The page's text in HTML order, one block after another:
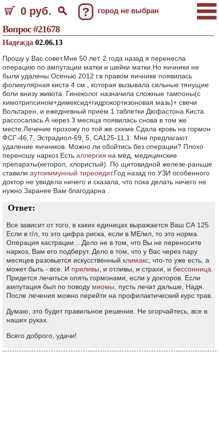
0 руб. ? город не выбран
Вопрос #21678
Надежда 02.06.13
Прошу у Вас совет.Мне 50 лет. 2 года назад я перенесла
операцию по ампутации матки и шейки матки.Но яичники не
были удалены.Осенью 2012 г.в правом яичнике появилась
фоликулярная киста 4 см., которая вызывала сильные тянущие
боли внизу живота. Гинеколог назначила сложные тампоны(с
химотрипсином+димексид+гидрокортизоновая мазь)+ свечи
Вольтарен, и ежедневный приём 1 таблетки Дюфастона.Киста
рассосалась.А через 3 месяца появилась снова в том же
месте.Лечение прохожу по той же схеме.Сдала кровь на гормон
ФСГ-46,7, Эстрадиол-69, 5, СА125-11,1. Мне предлагают
удаление яичников. Можно ли обойтись без операции? Плохо
переношу наркоз.Есть аллергия на мёд, медицинские
препараты(кеторол, хлористый). По щитовидной железе-раньше
ставили аутоиммунный тиреоидит.Год назад по УЗИ особенного
доктор не увидела ничего и сказала, что пока делать ничего не
нужно.Заранее Вам благодарна .
Ответ:
Все зависит от того, в каких единицах выражается Ваш СА 125.
Если в г/л, то это цифра риска, если в МЕ/мл, то это норма.
Операция кастрации... Дело не в том, что Вы не переносите
наркоз, Вам его подберут. Дело в том, что у Вас через пару
месяцев разовьется искусственный климакс , что-то уже есть, а
может быть - все. И приливы , и отливы, и страхи, и бессонница
Придется лечиться опять гормонами, если у докторов. Если
ампутация был по поводу миомы , пусть лечат дальше, Надя.
После лечения можно перейти на профилактический курс трав.
Думаю, это будет правильное решение. Не огорчайтесь, все в
наших руках.
Всего доброго, удачи!